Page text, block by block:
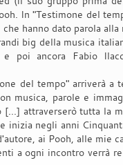
In "Testimone del
hanno dato parola alla
big della musica
poi ancora Fabio
del tempo" arriverà a
musica, parole e
attraverserò tutta la
inizia negli anni
ai Pooh, alle mie
a ogni incontro verrà